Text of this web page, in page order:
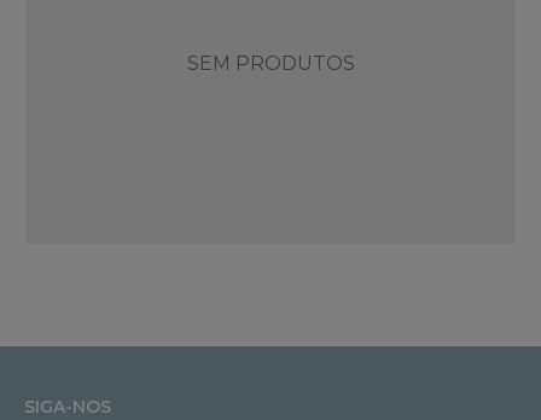
SEM PRODUTOS
SIGA-NOS